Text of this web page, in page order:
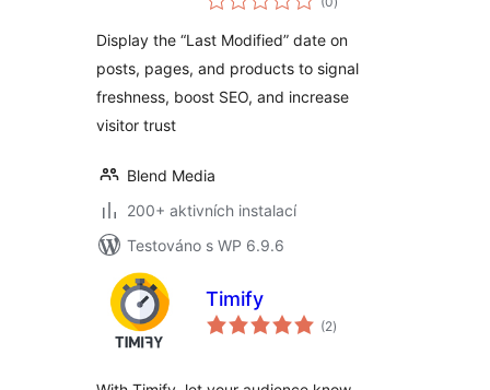
SEO
hodnocení
Display the “Last Modified” date on
posts, pages, and products to signal
freshness, boost SEO, and increase
visitor trust
Blend Media
200+ aktivních instalací
Testováno s WP 6.9.6
Timify
(2celkové
hodnocení
)